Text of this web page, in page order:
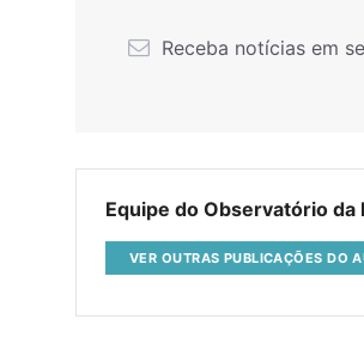
Receba notícias em
Equipe do Observatório da
VER OUTRAS PUBLICAÇÕES DO